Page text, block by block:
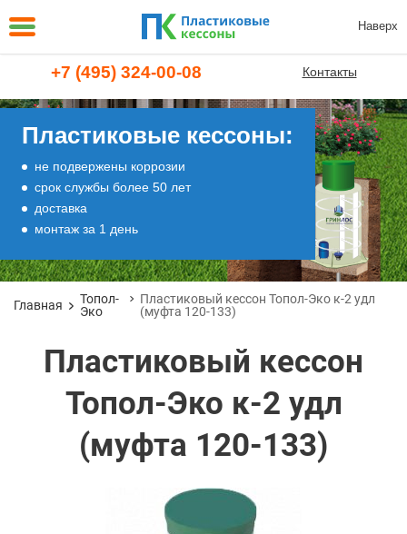
Наверх
+7 (495) 324-00-08 Контакты
Пластиковые кессоны:
не подвержены коррозии
срок службы более 50 лет
доставка
монтаж за 1 день
Главная
Топол-
Эко
Пластиковый кессон Топол-Эко к-2 удл
(муфта 120-133)
Пластиковый кессон
Топол-Эко к-2 удл
(муфта 120-133)